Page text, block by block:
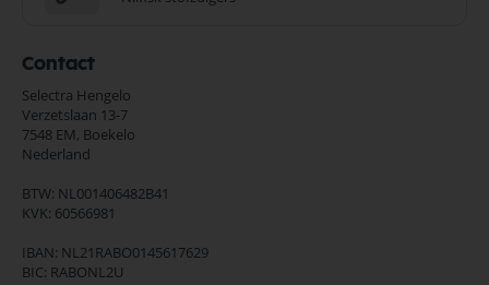
Contact
Selectra Hengelo
Verzetslaan 13-7
7548 EM, Boekelo
Nederland
BTW: NL001406482B41
KVK: 60566981
IBAN: NL21RABO0145617629
BIC: RABONL2U